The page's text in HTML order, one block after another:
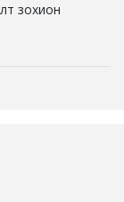
зохион